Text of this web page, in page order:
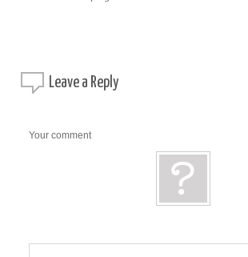
Leave a Reply
Your comment